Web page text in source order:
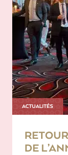
ACTUALITÉS
DE